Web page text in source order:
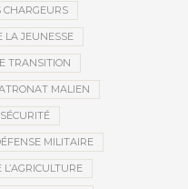
CHARGEURS
LA JEUNESSE
TRANSITION
MALIEN
MILITAIRE